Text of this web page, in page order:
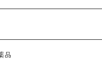
合い）
）
ク
ンダナ
｜端の始末も綿糸｜タグなし
ンク
促進剤
PH調整剤
品